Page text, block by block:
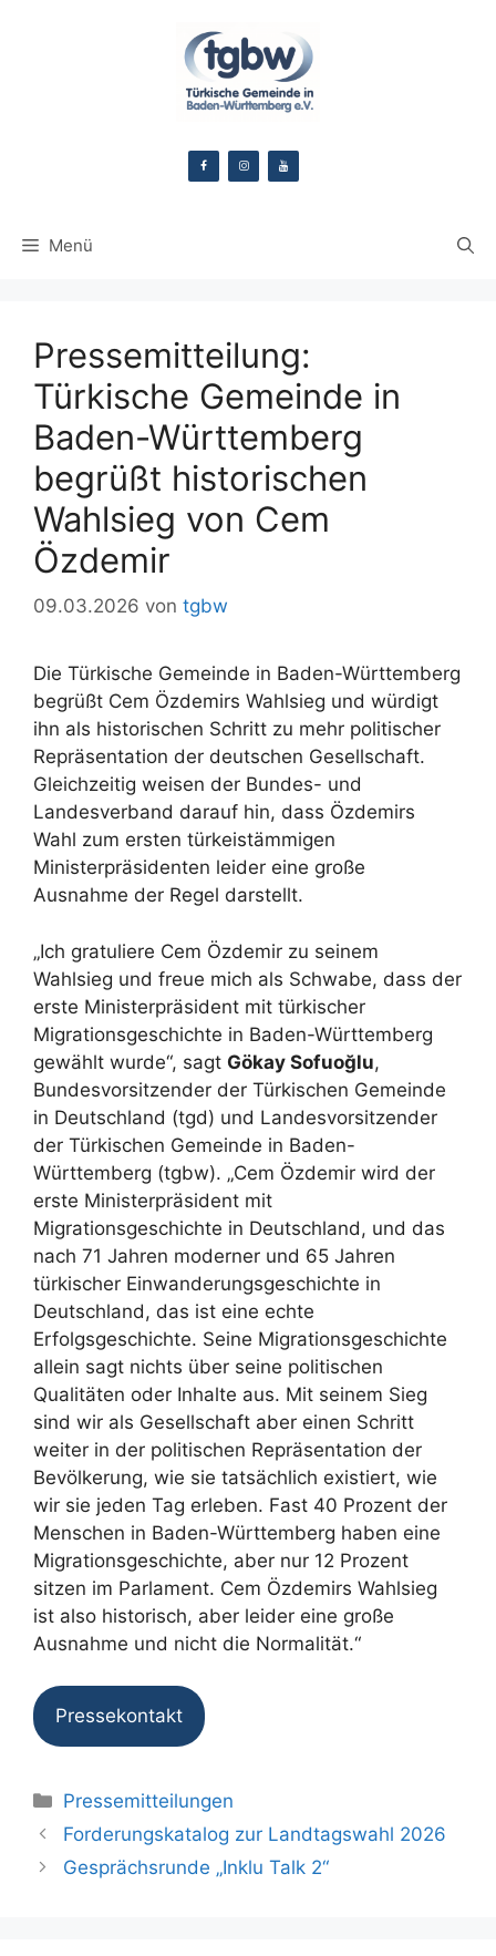
Menü
Pressemitteilung:
Türkische Gemeinde in
Baden-Württemberg
begrüßt historischen
Wahlsieg von Cem
Özdemir
09.03.2026 von tgbw
Die Türkische Gemeinde in Baden-Württemberg
begrüßt Cem Özdemirs Wahlsieg und würdigt
ihn als historischen Schritt zu mehr politischer
Repräsentation der deutschen Gesellschaft.
Gleichzeitig weisen der Bundes- und
Landesverband darauf hin, dass Özdemirs
Wahl zum ersten türkeistämmigen
Ministerpräsidenten leider eine große
Ausnahme der Regel darstellt.
„Ich gratuliere Cem Özdemir zu seinem
Wahlsieg und freue mich als Schwabe, dass der
erste Ministerpräsident mit türkischer
Migrationsgeschichte in Baden-Württemberg
gewählt wurde“, sagt Gökay Sofuoğlu,
Bundesvorsitzender der Türkischen Gemeinde
in Deutschland (tgd) und Landesvorsitzender
der Türkischen Gemeinde in Baden-
Württemberg (tgbw). „Cem Özdemir wird der
erste Ministerpräsident mit
Migrationsgeschichte in Deutschland, und das
nach 71 Jahren moderner und 65 Jahren
türkischer Einwanderungsgeschichte in
Deutschland, das ist eine echte
Erfolgsgeschichte. Seine Migrationsgeschichte
allein sagt nichts über seine politischen
Qualitäten oder Inhalte aus. Mit seinem Sieg
sind wir als Gesellschaft aber einen Schritt
weiter in der politischen Repräsentation der
Bevölkerung, wie sie tatsächlich existiert, wie
wir sie jeden Tag erleben. Fast 40 Prozent der
Menschen in Baden-Württemberg haben eine
Migrationsgeschichte, aber nur 12 Prozent
sitzen im Parlament. Cem Özdemirs Wahlsieg
ist also historisch, aber leider eine große
Ausnahme und nicht die Normalität.“
Pressekontakt
Kategorien
Pressemitteilungen
Forderungskatalog zur Landtagswahl 2026
Gesprächsrunde „Inklu Talk 2“